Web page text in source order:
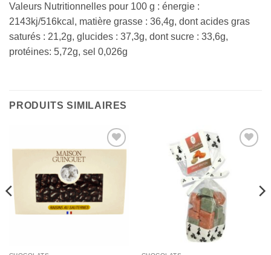
Valeurs Nutritionnelles pour 100 g : énergie :
2143kj/516kcal, matière grasse : 36,4g, dont acides gras
saturés : 21,2g, glucides : 37,3g, dont sucre : 33,6g,
protéines: 5,72g, sel 0,026g
PRODUITS SIMILAIRES